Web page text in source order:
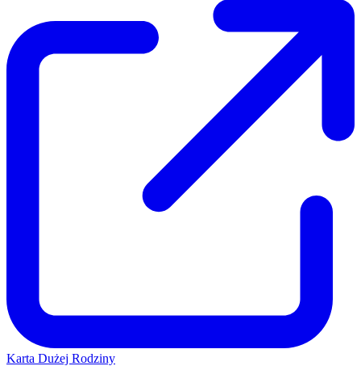
Karta Dużej Rodziny